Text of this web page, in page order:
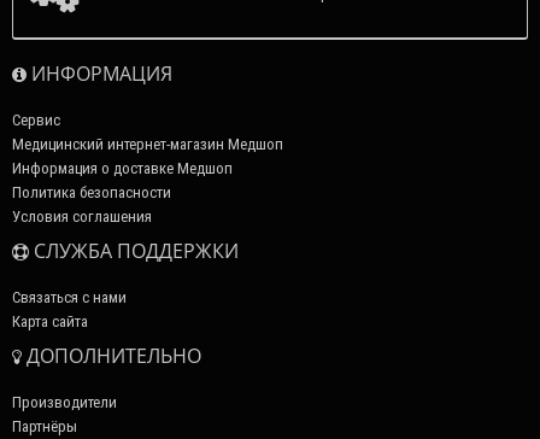
ИНФОРМАЦИЯ
Сервис
Медицинский интернет-магазин Медшоп
Информация о доставке Медшоп
Политика безопасности
Условия соглашения
СЛУЖБА ПОДДЕРЖКИ
Связаться с нами
Карта сайта
ДОПОЛНИТЕЛЬНО
Производители
Партнёры